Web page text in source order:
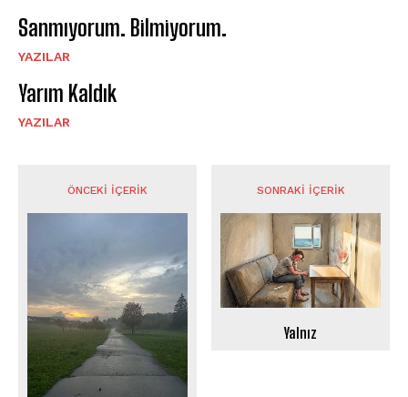
Sanmıyorum. Bilmiyorum.
YAZILAR
Yarım Kaldık
YAZILAR
ÖNCEKI İÇERIK SONRAKI İÇERIK
Yalnız